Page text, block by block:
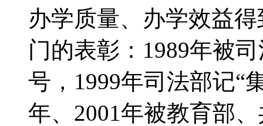
办学质量、办学效益
门的表彰：1989年被
号，1999年司法部记“
年、2001年被教育部